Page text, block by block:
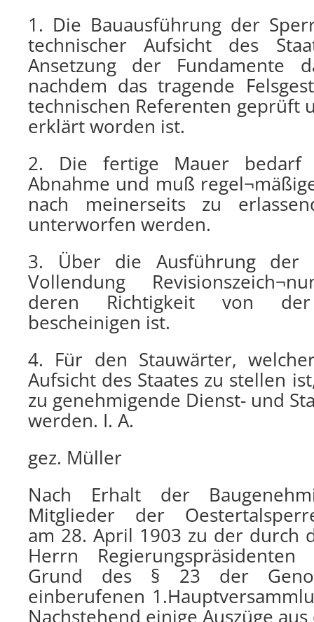
1. Die Bauausführung der
technischer Aufsicht des
Ansetzung der Fundamente
nachdem das tragende
technischen Referenten geprüft
erklärt worden ist.
2. Die fertige Mauer bedarf
Abnahme und muß
nach meinerseits zu
unterworfen werden.
3. Über die Ausführung der
Vollendung
deren Richtigkeit von
bescheinigen ist.
4. Für den Stauwärter,
Aufsicht des Staates zu stellen
zu genehmigende Dienst- und
werden. I. A.
gez. Müller
Nach Erhalt der
Mitglieder der
am 28. April 1903 zu der durch
Herrn
Grund des § 23 der
einberufenen
Nachstehend einige Auszüge